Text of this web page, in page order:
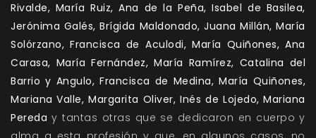
Rivalde, María Ruiz, Ana de la Peña, Isabel de Basilea,
Jerónima Galés, Brígida Maldonado, Juana Millán, María
Solórzano, Francisca de Aculodi, María Quiñones, Ana
Carasa, María Fernández, María Ramírez, Catalina del
Barrio y Angulo, Francisca de Medina, María Quiñones,
Mariana Valle, Margarita Oliver, Inés de Lojedo, Mariana
Pereda y tantas otras que se dedicaron en cuerpo y